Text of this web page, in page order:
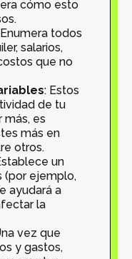
cómo esto
todos
salarios,
que no
: Estos
de tu
más, es
más en
otros.
un
(por ejemplo,
ayudará a
la
vez que
y gastos,